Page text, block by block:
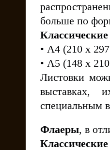
больше по
• А4 (210 х
• А5 (148 х
Листовки
выставках,
специальным
Флаеры, в